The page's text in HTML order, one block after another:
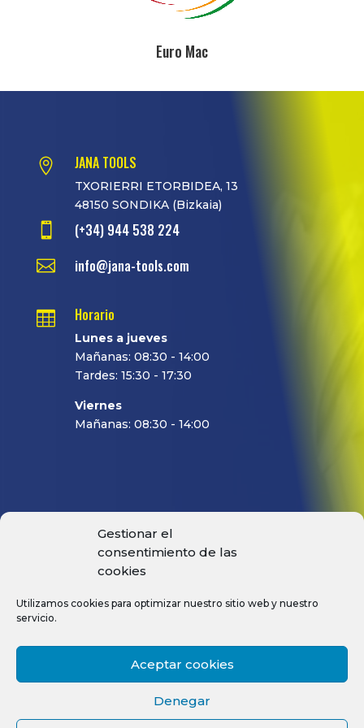
Gestionar el
consentimiento de las
cookies
Utilizamos cookies para optimizar nuestro sitio web y nuestro
servicio.
Aceptar cookies
Denegar
Euro Mac
 JANA TOOLS
TXORIERRI ETORBIDEA, 13
48150 SONDIKA (Bizkaia)
 (+34) 944 538 224
 info@jana-tools.com
 Horario
Lunes a jueves
Mañanas: 08:30 - 14:00
Tardes: 15:30 - 17:30
Viernes
Mañanas: 08:30 - 14:00
BROCAS
PORTAS DE PRECISIÓN
PLAQUITAS INTERCAMBIABLES